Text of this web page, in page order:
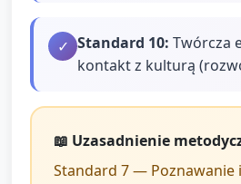
✓ Standard 10: Twórcza
kontakt z kulturą
📖 Uzasadnienie
Standard 7 — Poznawanie